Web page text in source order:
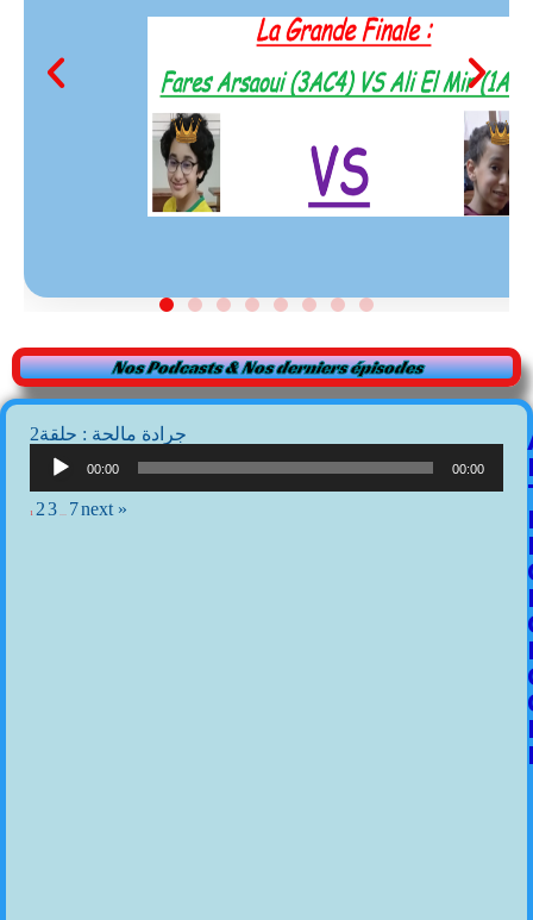
Nos Podcasts & Nos derniers épisodes
2جرادة مالحة : حلقة
00:00 00:00
1 23 7next »